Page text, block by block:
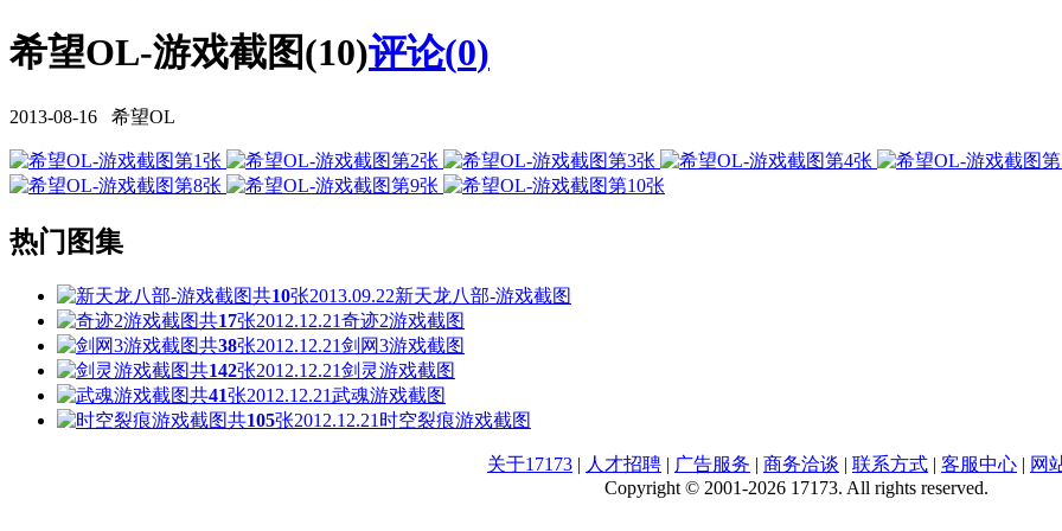
希望OL-游戏截图(10)评论(0)
2013-08-16 希望OL
热门图集
共10张2013.09.22新天龙八部-游戏截图
共17张2012.12.21奇迹2游戏截图
共38张2012.12.21剑网3游戏截图
共142张2012.12.21剑灵游戏截图
共41张2012.12.21武魂游戏截图
共105张2012.12.21 时空裂痕游戏截图
关于17173 | 人才招聘 | 广告服务 | 商务洽谈 | 联系方式 | 客服中心 | 网
Copyright © 2001-2026 17173. All rights reserved.